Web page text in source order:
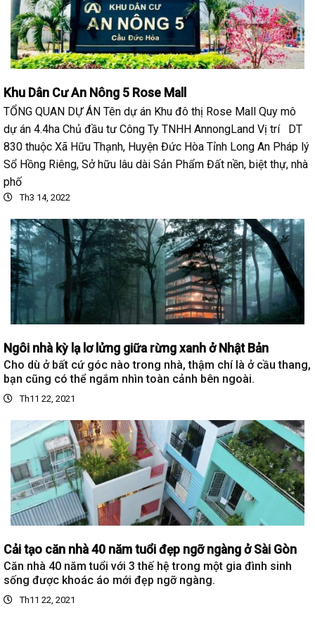
Khu Dân Cư An Nông 5 Rose Mall
TỔNG QUAN DỰ ÁN Tên dự án Khu đô thị Rose Mall Quy mô
dự án 4.4ha Chủ đầu tư Công Ty TNHH AnnongLand Vị trí DT
830 thuộc Xã Hữu Thạnh, Huyện Đức Hòa Tỉnh Long An Pháp lý
Sổ Hồng Riêng, Sở hữu lâu dài Sản Phẩm Đất nền, biệt thự, nhà
phố
Th3 14, 2022
Ngôi nhà kỳ lạ lơ lửng giữa rừng xanh ở Nhật Bản
Cho dù ở bất cứ góc nào trong nhà, thậm chí là ở cầu thang,
bạn cũng có thể ngắm nhìn toàn cảnh bên ngoài.
Th11 22, 2021
Cải tạo căn nhà 40 năm tuổi đẹp ngỡ ngàng ở Sài Gòn
Căn nhà 40 năm tuổi với 3 thế hệ trong một gia đình sinh
sống được khoác áo mới đẹp ngỡ ngàng.
Th11 22, 2021